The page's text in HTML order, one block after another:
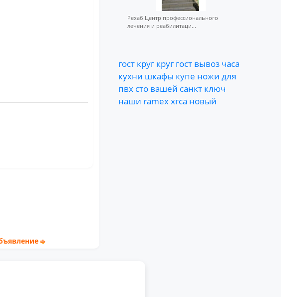
Рехаб Центр профессионального
лечения и реабилитаци...
гост круг круг гост вывоз часа
кухни шкафы купе ножи для
пвх сто вашей санкт ключ
наши ramexхгса новый